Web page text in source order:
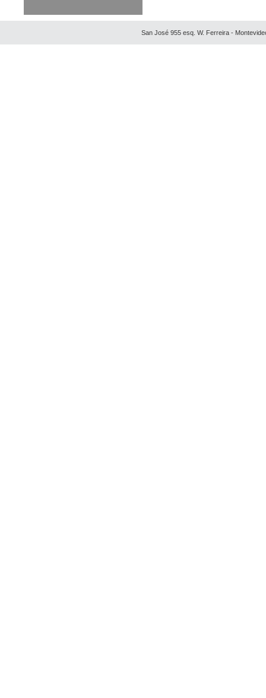
San José 955 esq. W. Ferreira -